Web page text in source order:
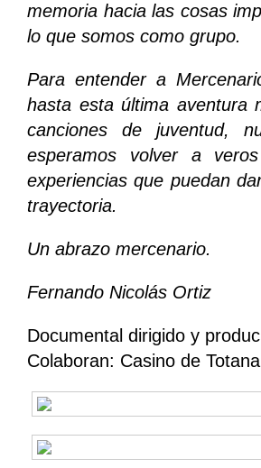
memoria hacia las cosas
lo que somos como grupo.
Para entender a
hasta esta última aventura
canciones de juventud,
esperamos volver a
experiencias que puedan
trayectoria.
Un abrazo mercenario.
Fernando Nicolás Ortiz
Documental dirigido y
Colaboran: Casino de